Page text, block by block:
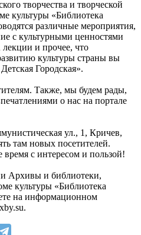
творчества и творческой
культуры «Библиотека
различные мероприятия,
с культурными ценностями
и прочее, что
культуры страны вы
Городская».
Также, мы будем рады,
о нас на портале
ул., 1, Кричев,
там новых посетителей.
с интересом и пользой!
Архивы и библиотеки,
культуры «Библиотека
на информационном